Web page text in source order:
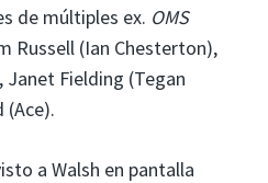
de múltiples ex. OMS
Russell (Ian Chesterton),
Janet Fielding (Tegan
(Ace).
a Walsh en pantalla